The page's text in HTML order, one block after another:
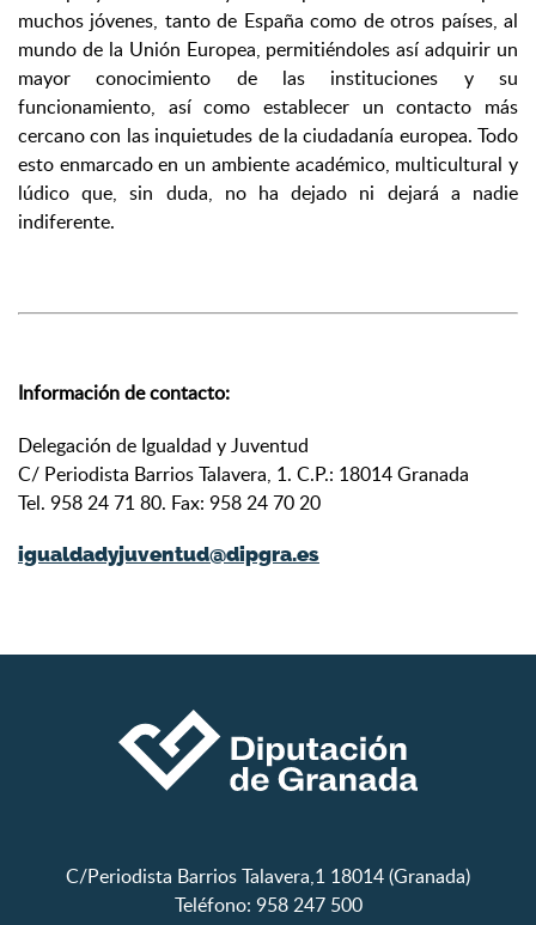
muchos jóvenes, tanto de España como de otros países, al
mundo de la Unión Europea, permitiéndoles así adquirir un
mayor conocimiento de las instituciones y su
funcionamiento, así como establecer un contacto más
cercano con las inquietudes de la ciudadanía europea. Todo
esto enmarcado en un ambiente académico, multicultural y
lúdico que, sin duda, no ha dejado ni dejará a nadie
indiferente.
Información de contacto:
Delegación de Igualdad y Juventud
C/ Periodista Barrios Talavera, 1. C.P.: 18014 Granada
Tel. 958 24 71 80. Fax: 958 24 70 20
igualdadyjuventud@dipgra.es
C/Periodista Barrios Talavera,1 18014 (Granada)
Teléfono: 958 247 500